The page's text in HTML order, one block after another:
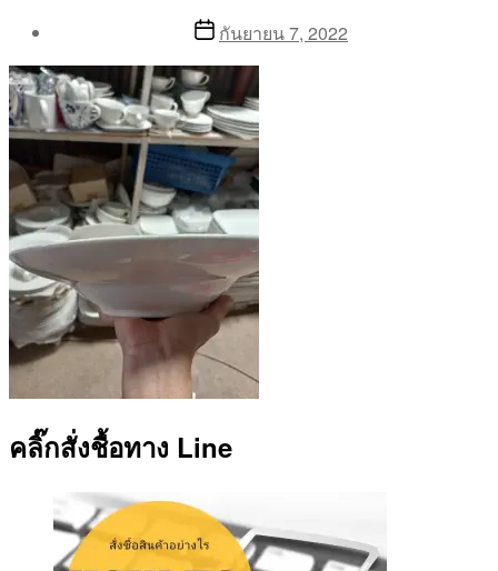
By
Aea
Postกันยายน 7, 2022
คลิ๊กสั่งชื้อทาง Line